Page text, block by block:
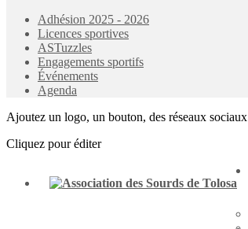
Adhésion 2025 - 2026
Licences sportives
ASTuzzles
Engagements sportifs
Événements
Agenda
Ajoutez un logo, un bouton, des réseaux sociaux
Cliquez pour éditer